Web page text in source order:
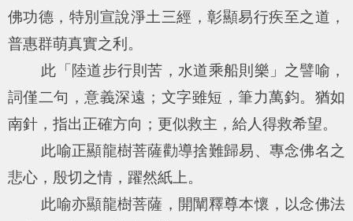
佛功德，特別宣說淨土三經，彰顯易行疾至之道，
普惠群萌真實之利。
此「陸道步行則苦，水道乘船則樂」之譬喻，
詞僅二句，意義深遠；文字雖短，筆力萬鈞。猶如
南針，指出正確方向；更似救主，給人得救希望。
此喻正顯龍樹菩薩勸導捨難歸易、專念佛名之
悲心，殷切之情，躍然紙上。
此喻亦顯龍樹菩薩，開闡釋尊本懷，以念佛法